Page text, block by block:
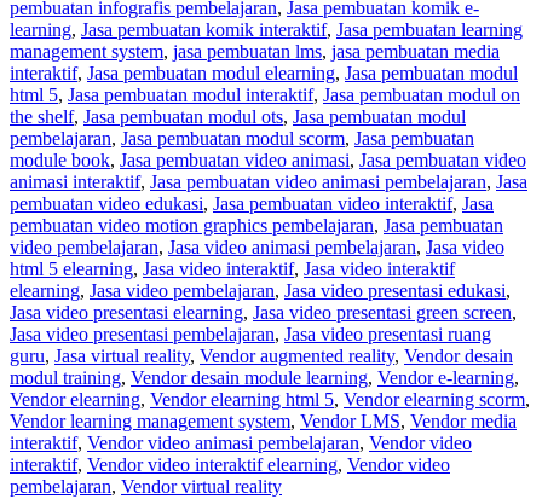
pembuatan infografis pembelajaran, Jasa pembuatan komik e-
learning, Jasa pembuatan komik interaktif, Jasa pembuatan learning
management system, jasa pembuatan lms, jasa pembuatan media
interaktif, Jasa pembuatan modul elearning, Jasa pembuatan modul
html 5, Jasa pembuatan modul interaktif, Jasa pembuatan modul on
the shelf, Jasa pembuatan modul ots, Jasa pembuatan modul
pembelajaran, Jasa pembuatan modul scorm, Jasa pembuatan
module book, Jasa pembuatan video animasi, Jasa pembuatan video
animasi interaktif, Jasa pembuatan video animasi pembelajaran, Jasa
pembuatan video edukasi, Jasa pembuatan video interaktif, Jasa
pembuatan video motion graphics pembelajaran, Jasa pembuatan
video pembelajaran, Jasa video animasi pembelajaran, Jasa video
html 5 elearning, Jasa video interaktif, Jasa video interaktif
elearning, Jasa video pembelajaran, Jasa video presentasi edukasi,
Jasa video presentasi elearning, Jasa video presentasi green screen,
Jasa video presentasi pembelajaran, Jasa video presentasi ruang
guru, Jasa virtual reality, Vendor augmented reality, Vendor desain
modul training, Vendor desain module learning, Vendor e-learning,
Vendor elearning, Vendor elearning html 5, Vendor elearning scorm,
Vendor learning management system, Vendor LMS, Vendor media
interaktif, Vendor video animasi pembelajaran, Vendor video
interaktif, Vendor video interaktif elearning, Vendor video
pembelajaran, Vendor virtual reality